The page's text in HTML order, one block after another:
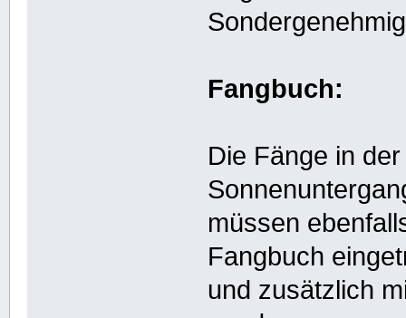
Fangbuch:
Die Fänge in
müssen
Fangbuch
und zusätzlich